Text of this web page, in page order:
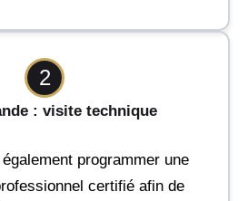
2
: visite technique
programmer une
certifié afin de